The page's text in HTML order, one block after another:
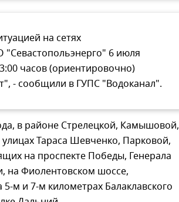
на сетях
6 июля
часов (ориентировочно)
- сообщили в ГУПС "Водоканал".
в районе Стрелецкой, Камышовой,
Тараса Шевченко, Парковой,
на проспекте Победы, Генерала
на Фиолентовском шоссе,
м и 7-м километрах Балаклавского